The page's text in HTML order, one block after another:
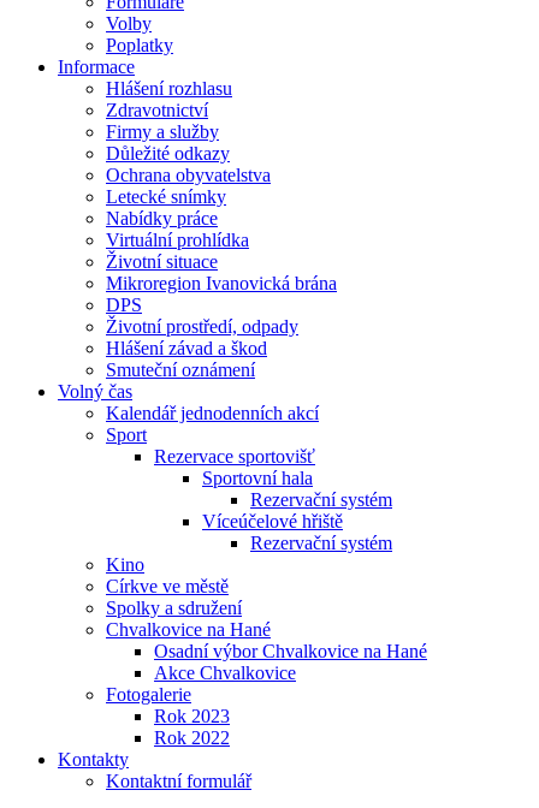
Volby
Poplatky
Informace
Hlášení rozhlasu
Zdravotnictví
Firmy a služby
Důležité odkazy
Ochrana obyvatelstva
Letecké snímky
Nabídky práce
Virtuální prohlídka
Životní situace
Mikroregion Ivanovická brána
DPS
Životní prostředí, odpady
Hlášení závad a škod
Smuteční oznámení
Volný čas
Kalendář jednodenních akcí
Sport
Rezervace sportovišť
Sportovní hala
Rezervační systém
Víceúčelové hřiště
Rezervační systém
Kino
Církve ve městě
Spolky a sdružení
Chvalkovice na Hané
Osadní výbor Chvalkovice na Hané
Akce Chvalkovice
Fotogalerie
Rok 2023
Rok 2022
Kontakty
Kontaktní formulář